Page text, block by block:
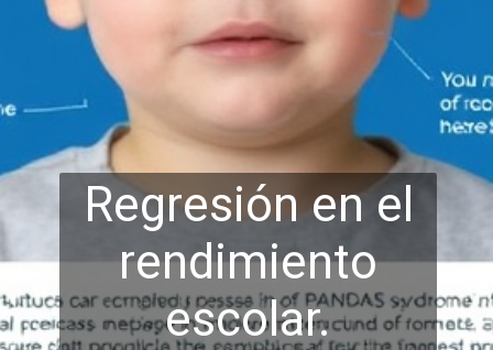
Regresión en el
rendimiento
escolar.